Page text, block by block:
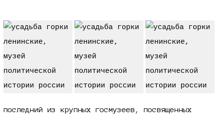
последний из крупных госмузеев, посвященных